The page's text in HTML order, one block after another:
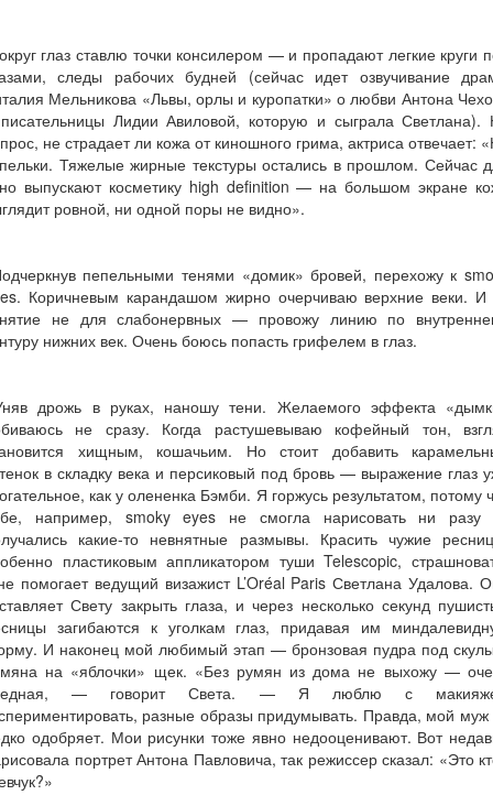
глаз ставлю точки консилером — и пропадают легкие круги
следы рабочих будней (сейчас идет озвучивание
Мельникова «Львы, орлы и куропатки» о любви Антона
Лидии Авиловой, которую и сыграла Светлана).
не страдает ли кожа от киношного грима, актриса отвечает:
Тяжелые жирные текстуры остались в прошлом. Сейчас
выпускают косметику high definition — на большом экране
ровной, ни одной поры не видно».
пепельными тенями «домик» бровей, перехожу к
Коричневым карандашом жирно очерчиваю верхние веки.
не для слабонервных — провожу линию по
нижних век. Очень боюсь попасть грифелем в глаз.
дрожь в руках, наношу тени. Желаемого эффекта
не сразу. Когда растушевываю кофейный тон,
хищным, кошачьим. Но стоит добавить
в складку века и персиковый под бровь — выражение глаз
как у олененка Бэмби. Я горжусь результатом, потому
например, smoky eyes не смогла нарисовать ни
какие-то невнятные размывы. Красить чужие
пластиковым аппликатором туши Telescopic,
помогает ведущий визажист L’Oréal Paris Светлана Удалова.
Свету закрыть глаза, и через несколько секунд
загибаются к уголкам глаз, придавая им
И наконец мой любимый этап — бронзовая пудра под
на «яблочки» щек. «Без румян из дома не выхожу —
— говорит Света. — Я люблю с
разные образы придумывать. Правда, мой муж
одобряет. Мои рисунки тоже явно недооценивают. Вот
портрет Антона Павловича, так режиссер сказал: «Это